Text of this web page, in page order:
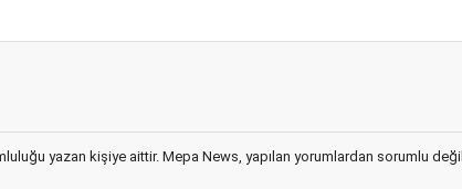
yazan kişiye aittir. Mepa News, yapılan yorumlardan sorumlu